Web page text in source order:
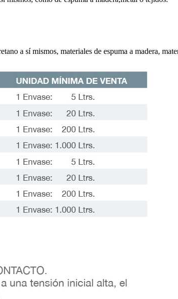
a sí mismos, materiales de espuma a madera,